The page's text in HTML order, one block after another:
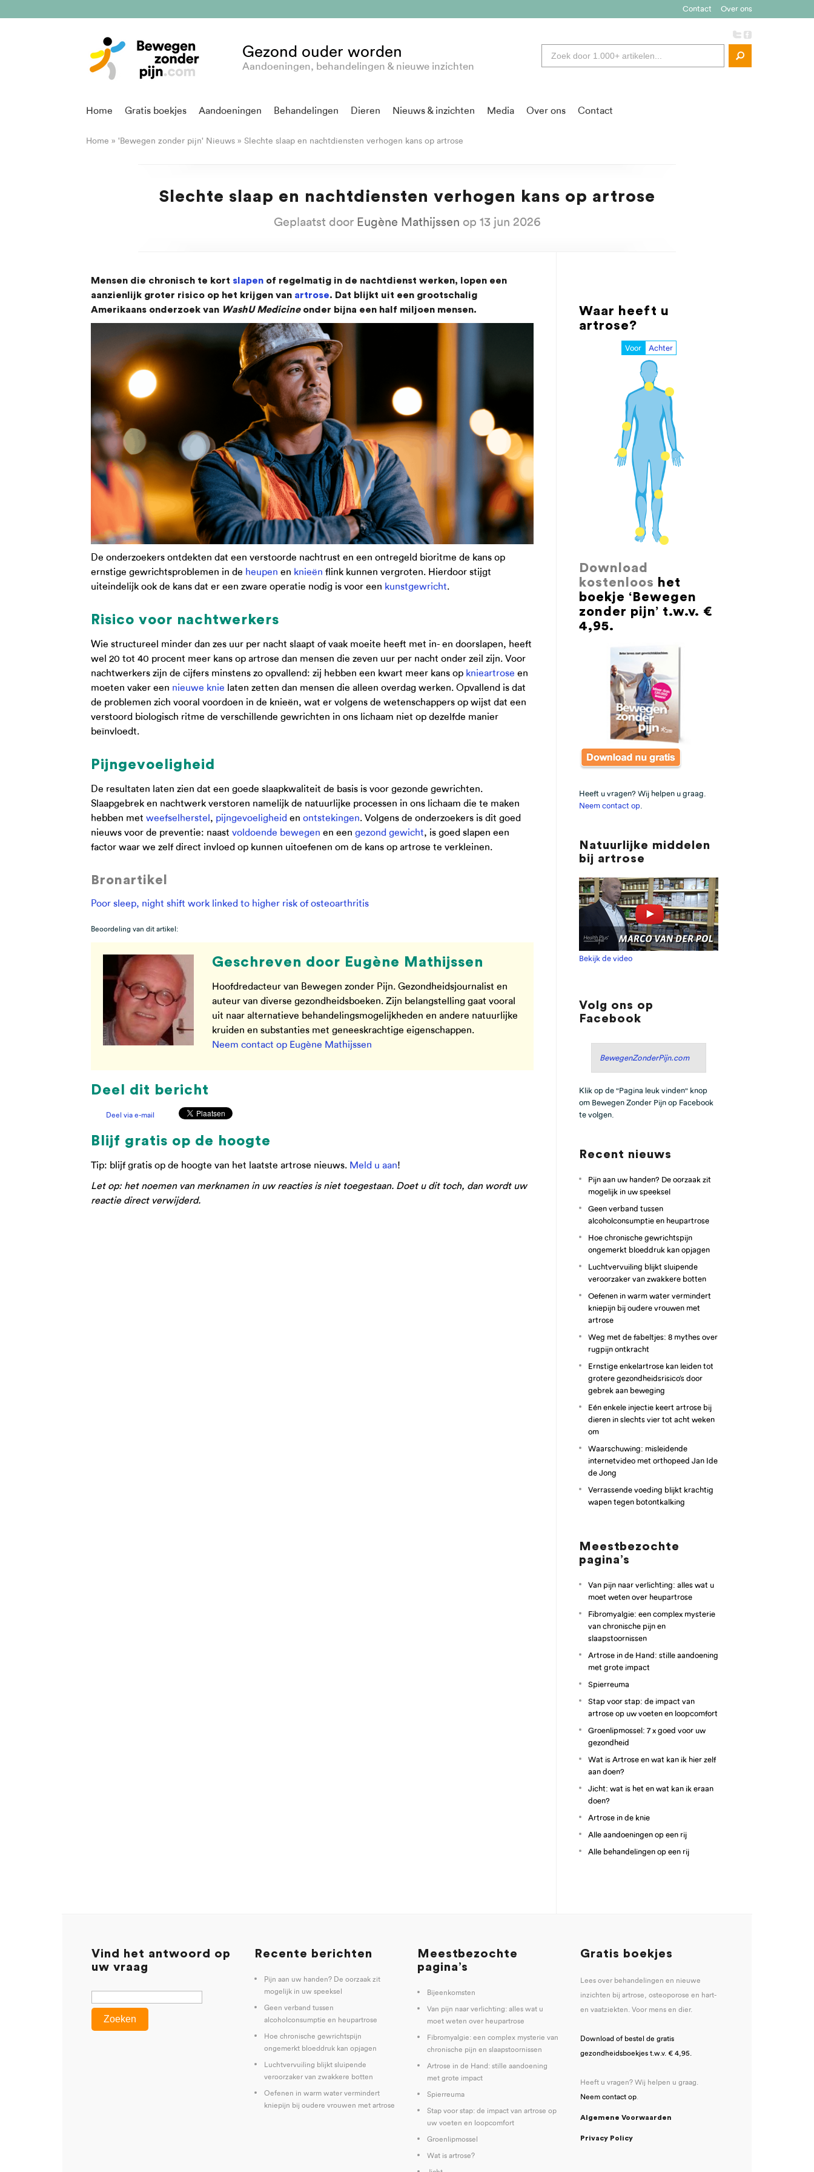
Over ons
Contact
Gezond ouder worden
Aandoeningen, behandelingen & nieuwe inzichten
Home Gratis boekjes Aandoeningen Behandelingen Dieren Nieuws & inzichten Media Over ons Contact
Home » 'Bewegen zonder pijn' Nieuws » Slechte slaap en nachtdiensten verhogen kans op artrose
Slechte slaap en nachtdiensten verhogen kans op artrose
Geplaatst door Eugène Mathijssen op 13 jun 2026
Mensen die chronisch te kort slapen of regelmatig in de nachtdienst werken, lopen een
aanzienlijk groter risico op het krijgen van artrose. Dat blijkt uit een grootschalig
Amerikaans onderzoek van WashU Medicineonder bijna een half miljoen mensen.
De onderzoekers ontdekten dat een verstoorde nachtrust en een ontregeld bioritme de kans op
ernstige gewrichtsproblemen in de heupen en knieën flink kunnen vergroten. Hierdoor stijgt
uiteindelijk ook de kans dat er een zware operatie nodig is voor een kunstgewricht.
Risico voor nachtwerkers
Wie structureel minder dan zes uur per nacht slaapt of vaak moeite heeft met in- en doorslapen, heeft
wel 20 tot 40 procent meer kans op artrose dan mensen die zeven uur per nacht onder zeil zijn. Voor
nachtwerkers zijn de cijfers minstens zo opvallend: zij hebben een kwart meer kans op knieartrose en
moeten vaker een nieuwe knie laten zetten dan mensen die alleen overdag werken. Opvallend is dat
de problemen zich vooral voordoen in de knieën, wat er volgens de wetenschappers op wijst dat een
verstoord biologisch ritme de verschillende gewrichten in ons lichaam niet op dezelfde manier
beïnvloedt.
Pijngevoeligheid
De resultaten laten zien dat een goede slaapkwaliteit de basis is voor gezonde gewrichten.
Slaapgebrek en nachtwerk verstoren namelijk de natuurlijke processen in ons lichaam die te maken
hebben met weefselherstel, pijngevoeligheid en ontstekingen. Volgens de onderzoekers is dit goed
nieuws voor de preventie: naast voldoende bewegen en een gezond gewicht, is goed slapen een
factor waar we zelf direct invloed op kunnen uitoefenen om de kans op artrose te verkleinen.
Bronartikel
Poor sleep, night shift work linked to higher risk of osteoarthritis
Beoordeling van dit artikel:
Geschreven door Eugène Mathijssen
Hoofdredacteur van Bewegen zonder Pijn. Gezondheidsjournalist en
auteur van diverse gezondheidsboeken. Zijn belangstelling gaat vooral
uit naar alternatieve behandelingsmogelijkheden en andere natuurlijke
kruiden en substanties met geneeskrachtige eigenschappen.
Neem contact op Eugène Mathijssen
Deel dit bericht
Deel via e-mail
Blijf gratis op de hoogte
Tip: blijf gratis op de hoogte van het laatste artrose nieuws. Meld u aan!
Let op: het noemen van merknamen in uw reacties is niet toegestaan. Doet u dit toch, dan wordt uw
reactie direct verwijderd.
Waar heeft u
artrose?
Voor Achter
Download
kostenloos het
boekje ‘Bewegen
zonder pijn’ t.w.v. €
4,95.
Heeft u vragen? Wij helpen u graag.
Neem contact op
Natuurlijke middelen
bij artrose
Bekijk de video
Volg ons op
Facebook
BewegenZonderPijn.com
Klik op de "Pagina leuk vinden" knop
om Bewegen Zonder Pijn op Facebook
te volgen.
Recent nieuws
Pijn aan uw handen? De oorzaak zit
mogelijk in uw speeksel
Geen verband tussen
alcoholconsumptie en heupartrose
Hoe chronische gewrichtspijn
ongemerkt bloeddruk kan opjagen
Luchtvervuiling blijkt sluipende
veroorzaker van zwakkere botten
Oefenen in warm water vermindert
kniepijn bij oudere vrouwen met
artrose
Weg met de fabeltjes: 8 mythes over
rugpijn ontkracht
Ernstige enkelartrose kan leiden tot
grotere gezondheidsrisico’s door
gebrek aan beweging
Eén enkele injectie keert artrose bij
dieren in slechts vier tot acht weken
om
Waarschuwing: misleidende
internetvideo met orthopeed Jan Ide
de Jong
Verrassende voeding blijkt krachtig
wapen tegen botontkalking
Meestbezochte
pagina’s
Van pijn naar verlichting: alles wat u
moet weten over heupartrose
Fibromyalgie: een complex mysterie
van chronische pijn en
slaapstoornissen
Artrose in de Hand: stille aandoening
met grote impact
Spierreuma
Stap voor stap: de impact van
artrose op uw voeten en loopcomfort
Groenlipmossel: 7 x goed voor uw
gezondheid
Wat is Artrose en wat kan ik hier zelf
aan doen?
Jicht: wat is het en wat kan ik eraan
doen?
Artrose in de knie
Alle aandoeningen op een rij
Alle behandelingen op een rij
Vind het antwoord op
uw vraag
Recente berichten
Pijn aan uw handen? De oorzaak zit
mogelijk in uw speeksel
Geen verband tussen
alcoholconsumptie en heupartrose
Hoe chronische gewrichtspijn
ongemerkt bloeddruk kan opjagen
Luchtvervuiling blijkt sluipende
veroorzaker van zwakkere botten
Oefenen in warm water vermindert
kniepijn bij oudere vrouwen met artrose
Meestbezochte
pagina’s
Bijeenkomsten
Van pijn naar verlichting: alles wat u
moet weten over heupartrose
Fibromyalgie: een complex mysterie van
chronische pijn en slaapstoornissen
Artrose in de Hand: stille aandoening
met grote impact
Spierreuma
Stap voor stap: de impact van artrose op
uw voeten en loopcomfort
Groenlipmossel
Wat is artrose?
Gratis boekjes
Lees over behandelingen en nieuwe
inzichten bij artrose, osteoporose en hart-
en vaatziekten. Voor mens en dier.
Download of bestel de gratis
gezondheidsboekjes t.w.v. € 4,95.
Heeft u vragen? Wij helpen u graag.
Neem contact op.
Algemene Voorwaarden
Privacy Policy